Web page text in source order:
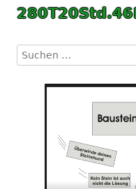
280T20Std.46
Suchen
nach: